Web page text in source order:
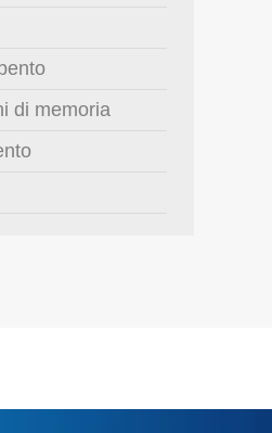
di memoria